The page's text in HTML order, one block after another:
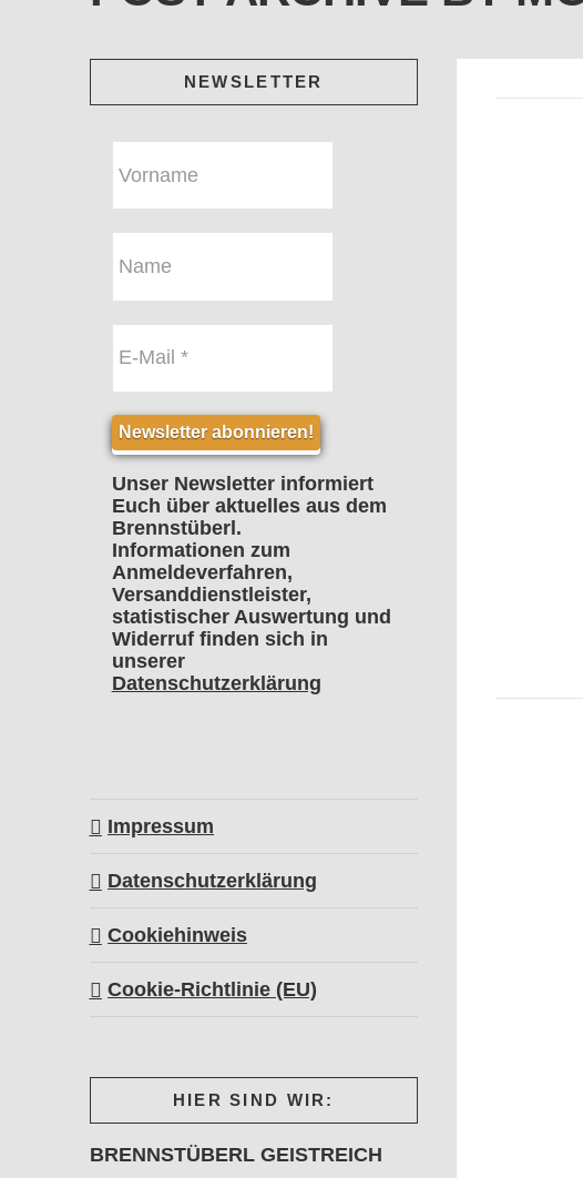
NEWSLETTER
Unser Newsletter informiert
Euch über aktuelles aus dem
Brennstüberl.
Informationen zum
Anmeldeverfahren,
Versanddienstleister,
statistischer Auswertung und
Widerruf finden sich in
unserer
Datenschutzerklärung
Impressum
Datenschutzerklärung
Cookiehinweis
Cookie-Richtlinie (EU)
HIER SIND WIR:
BRENNSTÜBERL GEISTREICH